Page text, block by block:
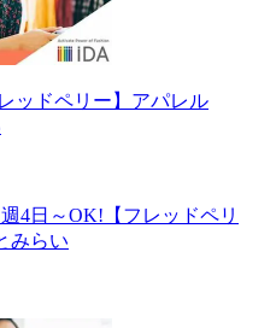
ッドペリー】アパレル
4日～OK!【フレッドペリ
みらい